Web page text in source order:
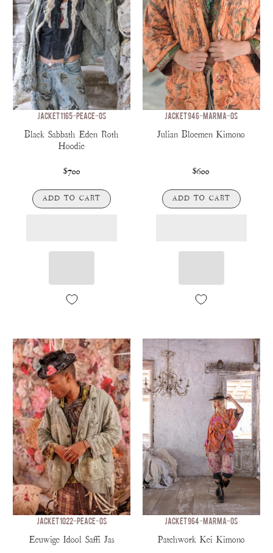
JACKET 1165-PEACE-OS
Black Sabbath Eden Roth
Hoodie
$700
ADD TO CART
JACKET 946-MARMA-OS
Julian Bloemen Kimono
$600
ADD TO CART
JACKET 1022-PEACE-OS
Eeuwige Idool Saffi Jas
JACKET 964-MARMA-OS
Patchwork Kei Kimono